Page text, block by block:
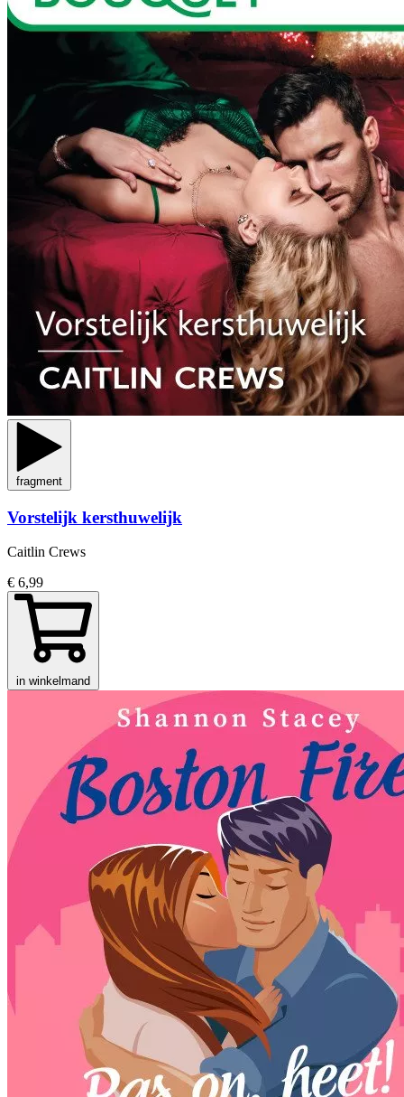
fragment
Vorstelijk kersthuwelijk
Caitlin Crews
€ 6,99
in winkelmand